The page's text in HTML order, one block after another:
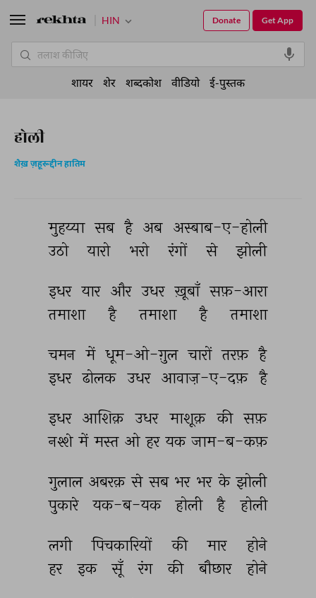
होली
शैख़ ज़हूरूद्दीन हातिम
मुहय्या सब है अब अस्बाब-ए-होली
उठो
यारो भरो रंगों से झोली
इधर यार और उधर ख़ूबाँ सफ़-आरा
तमाशा
है तमाशा है तमाशा
चमन में धूम-ओ-ग़ुल चारों तरफ़ है
इधर ढोलक उधर आवाज़-ए-दफ़ है
इधर आशिक़ उधर माशूक़ की सफ़
नश्शे में मस्त ओ हर यक जाम-ब-कफ़
गुलाल अबरक़ से सब भर भर के झोली
पुकारे
यक-ब-यक होली है होली
लगी पिचकारियों की मार
होने
हर
इक सूँ रंग की बौछार होने
HIN Get App
Donate
शायर शेर शब्दकोश वीडियो ई-पुस्तक